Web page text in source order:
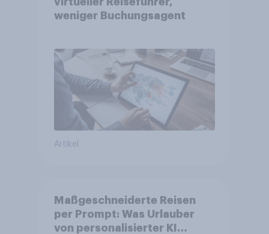
weniger Buchungsagent
Artikel
Maßgeschneiderte Reisen
per Prompt: Was Urlauber
von personalisierter KI